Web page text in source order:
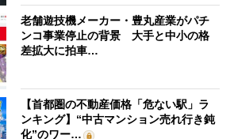
老舗遊技機メーカー・豊丸産業がパチ
ンコ事業停止の背景 大手と中小の格
差拡大に拍車…
【首都圏の不動産価格「危ない駅」ラ
ンキング】“中古マンション売れ行き鈍
化”のワー…